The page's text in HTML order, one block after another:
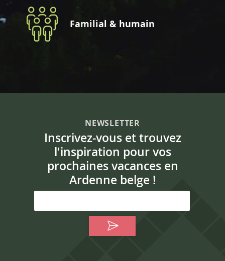
Familial & humain
NEWSLETTER
Inscrivez-vous et trouvez
l'inspiration pour vos
prochaines vacances en
Ardenne belge !